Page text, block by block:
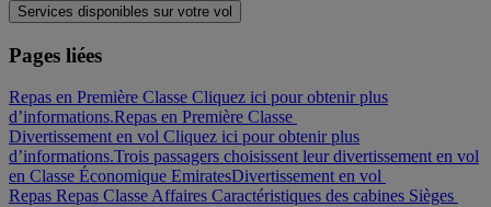
Services disponibles sur votre vol
Pages liées
Repas en Première Classe Cliquez ici pour obtenir plus
d’informations.Repas en Première Classe
Divertissement en vol Cliquez ici pour obtenir plus
d’informations.Trois passagers choisissent leur divertissement en vol
en Classe Économique EmiratesDivertissement en vol
Repas Repas Classe Affaires Caractéristiques des cabines Sièges